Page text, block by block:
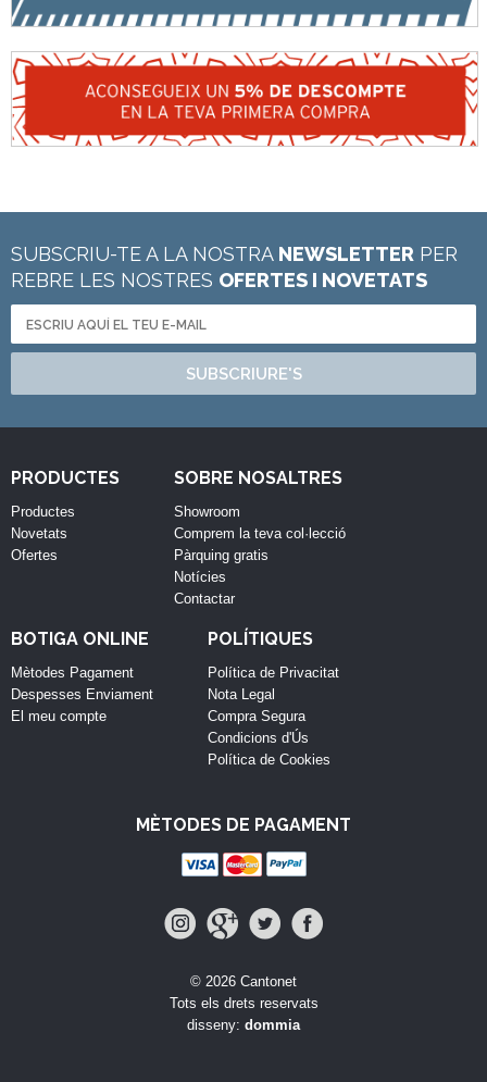
SUBSCRIU-TE A LA NOSTRA NEWSLETTER PER
REBRE LES NOSTRES OFERTES I NOVETATS
SUBSCRIURE'S
PRODUCTES
Productes
Novetats
Ofertes
SOBRE NOSALTRES
Showroom
Comprem la teva col·lecció
Pàrquing gratis
Notícies
Contactar
BOTIGA ONLINE
Mètodes Pagament
Despesses Enviament
El meu compte
POLÍTIQUES
Política de Privacitat
Nota Legal
Compra Segura
Condicions d'Ús
Política de Cookies
MÈTODES DE PAGAMENT
© 2026 Cantonet
Tots els drets reservats
disseny: dommia